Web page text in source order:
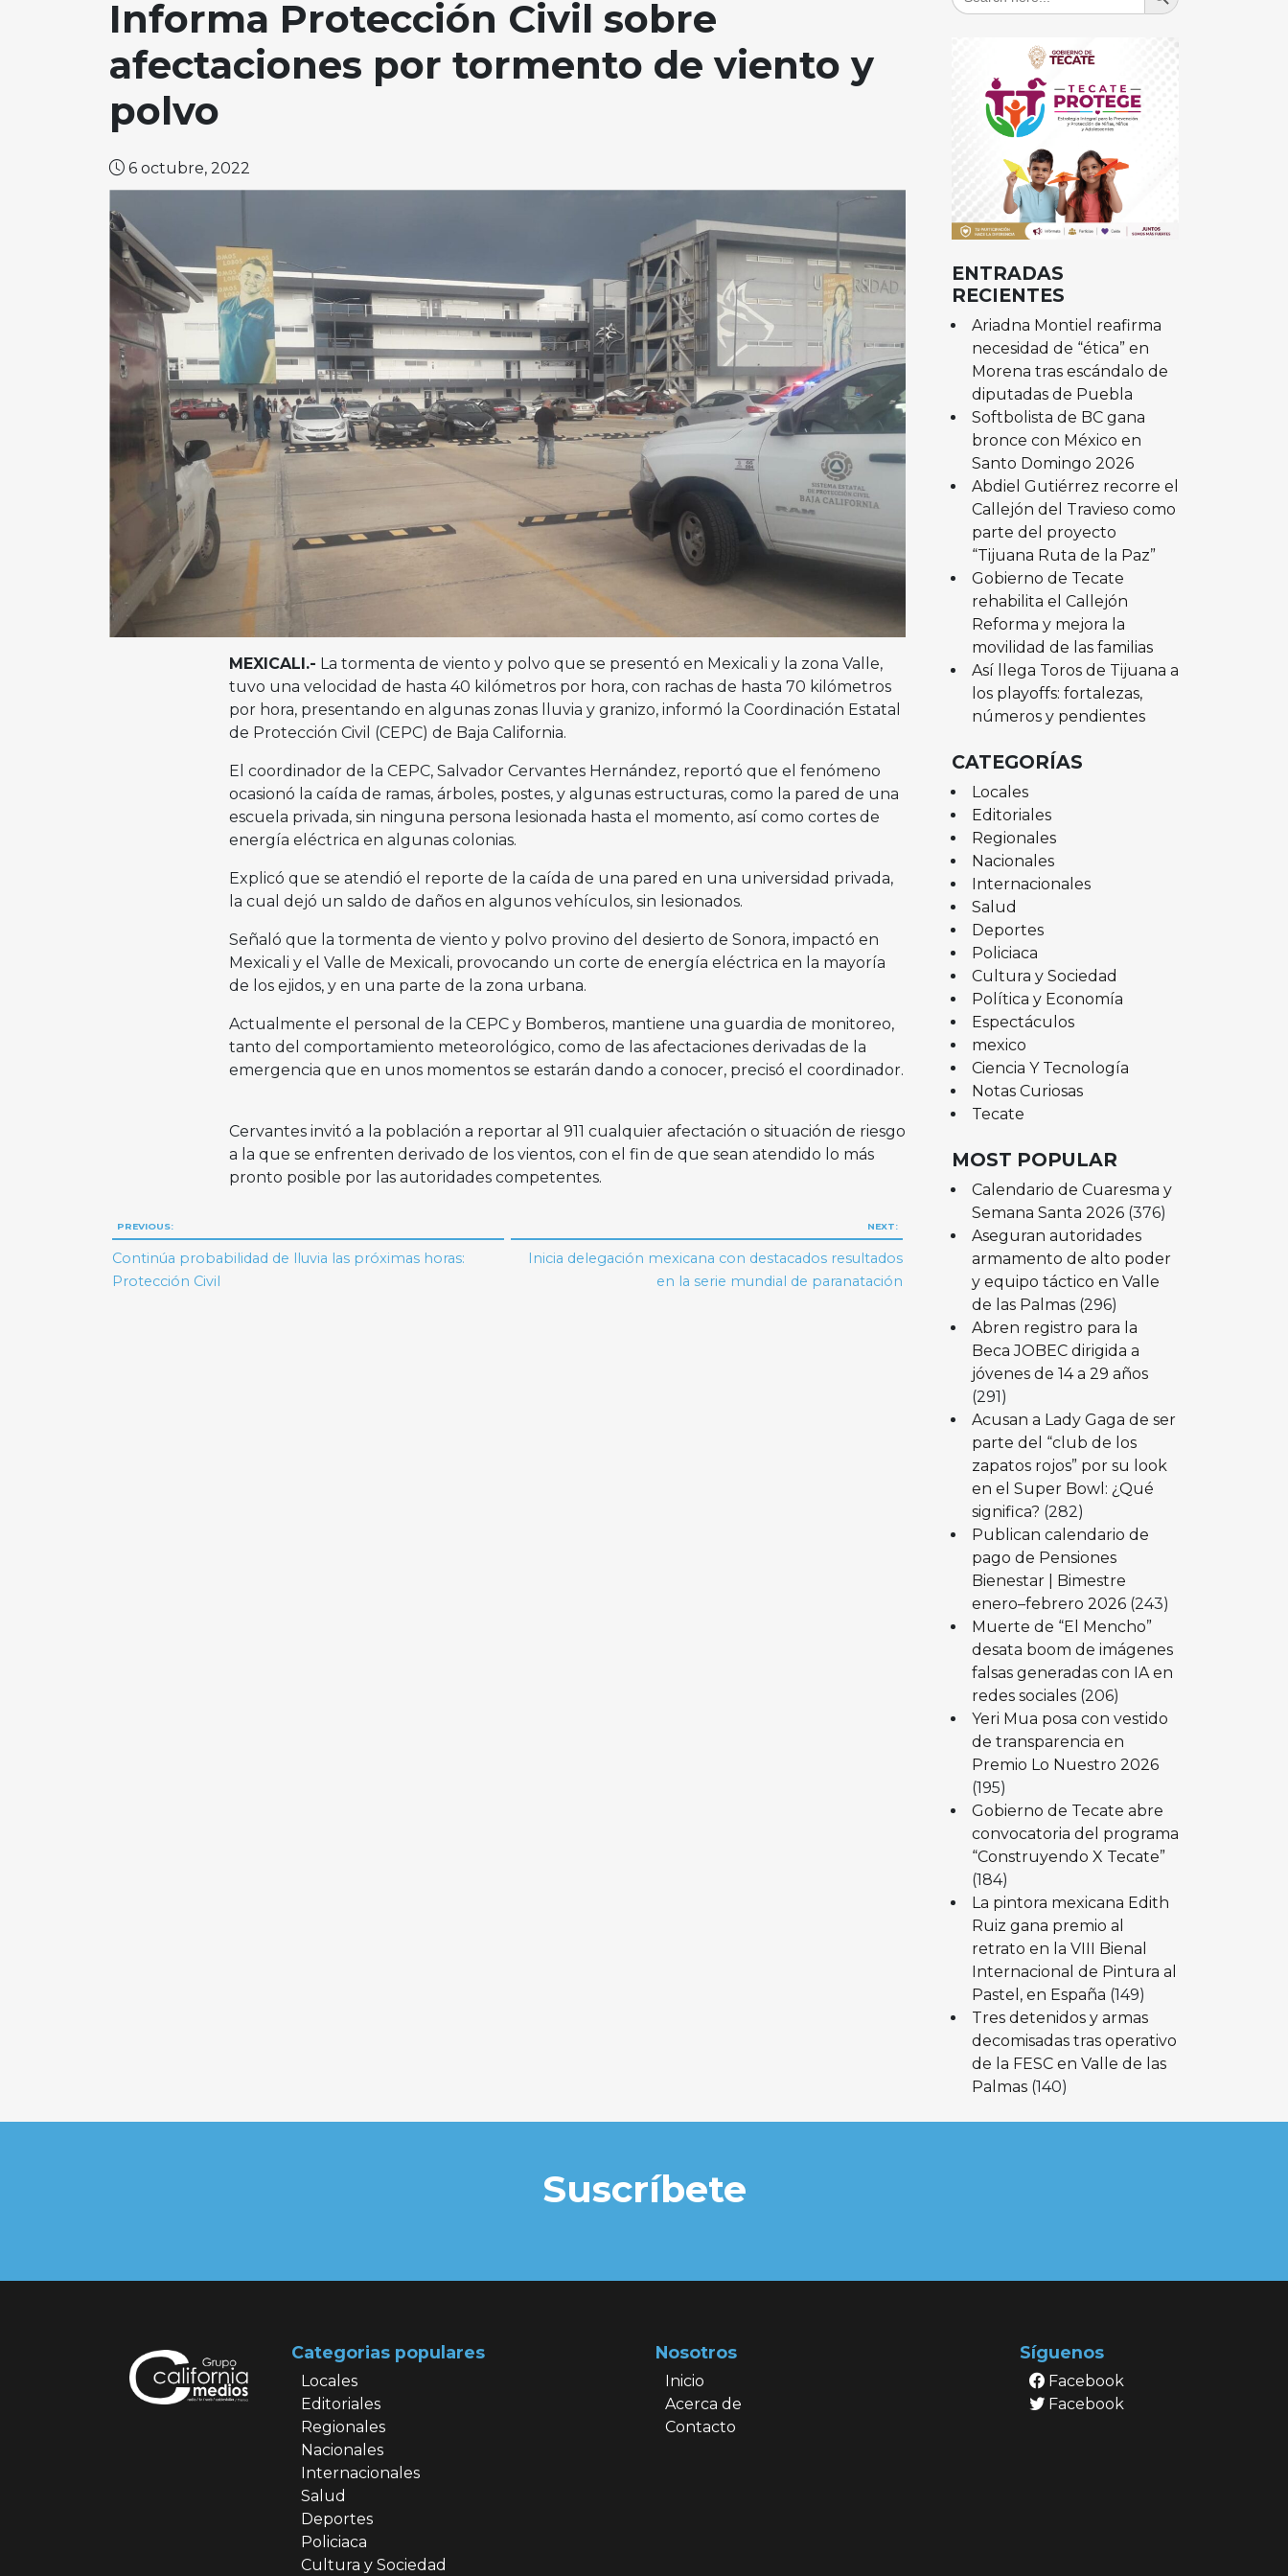
Informa Protección Civil sobre
afectaciones por tormento de viento y
polvo
6 octubre, 2022
MEXICALI.- La tormenta de viento y polvo que se presentó en Mexicali y la zona Valle,
tuvo una velocidad de hasta 40 kilómetros por hora, con rachas de hasta 70 kilómetros
por hora, presentando en algunas zonas lluvia y granizo, informó la Coordinación Estatal
de Protección Civil (CEPC) de Baja California.
El coordinador de la CEPC, Salvador Cervantes Hernández, reportó que el fenómeno
ocasionó la caída de ramas, árboles, postes, y algunas estructuras, como la pared de una
escuela privada, sin ninguna persona lesionada hasta el momento, así como cortes de
energía eléctrica en algunas colonias.
Explicó que se atendió el reporte de la caída de una pared en una universidad privada,
la cual dejó un saldo de daños en algunos vehículos, sin lesionados.
Señaló que la tormenta de viento y polvo provino del desierto de Sonora, impactó en
Mexicali y el Valle de Mexicali, provocando un corte de energía eléctrica en la mayoría
de los ejidos, y en una parte de la zona urbana.
Actualmente el personal de la CEPC y Bomberos, mantiene una guardia de monitoreo,
tanto del comportamiento meteorológico, como de las afectaciones derivadas de la
emergencia que en unos momentos se estarán dando a conocer, precisó el coordinador.
Cervantes invitó a la población a reportar al 911 cualquier afectación o situación de riesgo
a la que se enfrenten derivado de los vientos, con el fin de que sean atendido lo más
pronto posible por las autoridades competentes.
Navegación
de
PREVIOUS:
Continúa probabilidad de lluvia las próximas horas:
Protección Civil
NEXT:
Inicia delegación mexicana con destacados resultados
en la serie mundial de paranatación
ENTRADAS
RECIENTES
Ariadna Montiel reafirma
necesidad de “ética” en
Morena tras escándalo de
diputadas de Puebla
Softbolista de BC gana
bronce con México en
Santo Domingo 2026
Abdiel Gutiérrez recorre el
Callejón del Travieso como
parte del proyecto
“Tijuana Ruta de la Paz”
Gobierno de Tecate
rehabilita el Callejón
Reforma y mejora la
movilidad de las familias
Así llega Toros de Tijuana a
los playoffs: fortalezas,
números y pendientes
CATEGORÍAS
Locales
Editoriales
Regionales
Nacionales
Internacionales
Salud
Deportes
Policiaca
Cultura y Sociedad
Política y Economía
Espectáculos
mexico
Ciencia Y Tecnología
Notas Curiosas
Tecate
MOST POPULAR
Calendario de Cuaresma y
Semana Santa 2026 (376)
Aseguran autoridades
armamento de alto poder
y equipo táctico en Valle
de las Palmas (296)
Abren registro para la
Beca JOBEC dirigida a
jóvenes de 14 a 29 años
(291)
Acusan a Lady Gaga de ser
parte del “club de los
zapatos rojos” por su look
en el Super Bowl: ¿Qué
significa? (282)
Publican calendario de
pago de Pensiones
Bienestar | Bimestre
enero–febrero 2026 (243)
Muerte de “El Mencho”
desata boom de imágenes
falsas generadas con IA en
redes sociales (206)
Yeri Mua posa con vestido
de transparencia en
Premio Lo Nuestro 2026
(195)
Gobierno de Tecate abre
convocatoria del programa
“Construyendo X Tecate”
(184)
La pintora mexicana Edith
Ruiz gana premio al
retrato en la VIII Bienal
Internacional de Pintura al
Pastel, en España (149)
Tres detenidos y armas
decomisadas tras operativo
de la FESC en Valle de las
Palmas (140)
Suscríbete
Categorias populares
Locales
Editoriales
Regionales
Nacionales
Internacionales
Salud
Deportes
Policiaca
Cultura y Sociedad
Nosotros
Inicio
Acerca de
Contacto
Síguenos
Facebook
Facebook